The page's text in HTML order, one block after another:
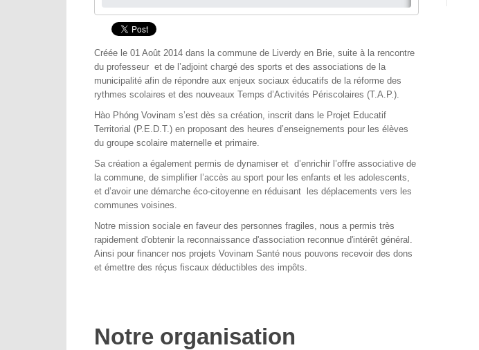
Créée le 01 Août 2014 dans la commune de Liverdy en Brie, suite à la rencontre
du professeur et de l’adjoint chargé des sports et des associations de la
municipalité afin de répondre aux enjeux sociaux éducatifs de la réforme des
rythmes scolaires et des nouveaux Temps d’Activités Périscolaires (T.A.P.).
Hào Phóng Vovinam s’est dès sa création, inscrit dans le Projet Educatif
Territorial (P.E.D.T.) en proposant des heures d’enseignements pour les élèves
du groupe scolaire maternelle et primaire.
Sa création a également permis de dynamiser et d’enrichir l’offre associative de
la commune, de simplifier l’accès au sport pour les enfants et les adolescents,
et d’avoir une démarche éco-citoyenne en réduisant les déplacements vers les
communes voisines.
Notre mission sociale en faveur des personnes fragiles, nous a permis très
rapidement d'obtenir la reconnaissance d'association reconnue d'intérêt général.
Ainsi pour financer nos projets Vovinam Santé nous pouvons recevoir des dons
et émettre des réçus fiscaux déductibles des impôts.
Notre organisation